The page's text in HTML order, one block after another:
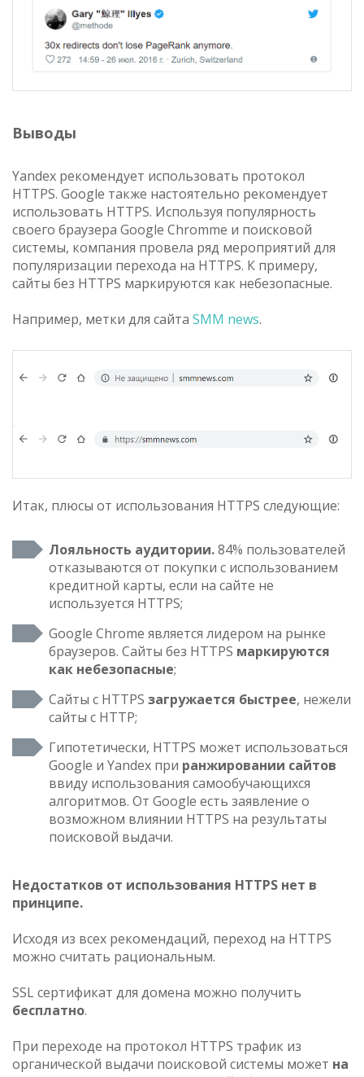
Выводы
Yandex рекомендует использовать протокол
HTTPS. Google также настоятельно рекомендует
использовать HTTPS. Используя популярность
своего браузера Google Chromme и поисковой
системы, компания провела ряд мероприятий для
популяризации перехода на HTTPS. К примеру,
сайты без HTTPS маркируются как небезопасные.
Например, метки для сайта SMM news.
Итак, плюсы от использования HTTPS следующие:
Лояльность аудитории.84% пользователей
отказываются от покупки с использованием
кредитной карты, если на сайте не
используется HTTPS;
Google Chrome является лидером на рынке
браузеров. Сайты без HTTPS маркируются
как небезопасные;
Сайты с HTTPS загружается быстрее, нежели
сайты с HTTP;
Гипотетически, HTTPS может использоваться
Google и Yandex при ранжировании сайтов
ввиду использования самообучающихся
алгоритмов. От Google есть заявление о
возможном влиянии HTTPS на результаты
поисковой выдачи.
Недостатков от использования HTTPS нет в
принципе.
Исходя из всех рекомендаций, переход на HTTPS
можно считать рациональным.
SSL сертификат для домена можно получить
бесплатно.
При переходе на протокол HTTPS трафик из
органической выдачи поисковой системы может на